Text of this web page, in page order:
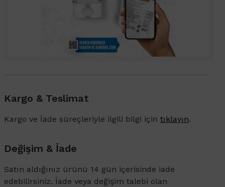
Kargo & Teslimat
Kargo ve İade süreçleriyle ilgili bilgi için tıklayın.
Değişim & İade
Satın aldığınız ürünü 14 gün içerisinde iade
edebilirsiniz. İade veya değişim talebi olan